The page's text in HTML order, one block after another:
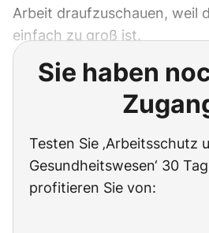
Arbeit draufzuschauen, weil
einfach zu groß ist.
Sie haben
Testen Sie ‚Arbeitsschutz
Gesundheitswesen‘ 30
profitieren Sie von: